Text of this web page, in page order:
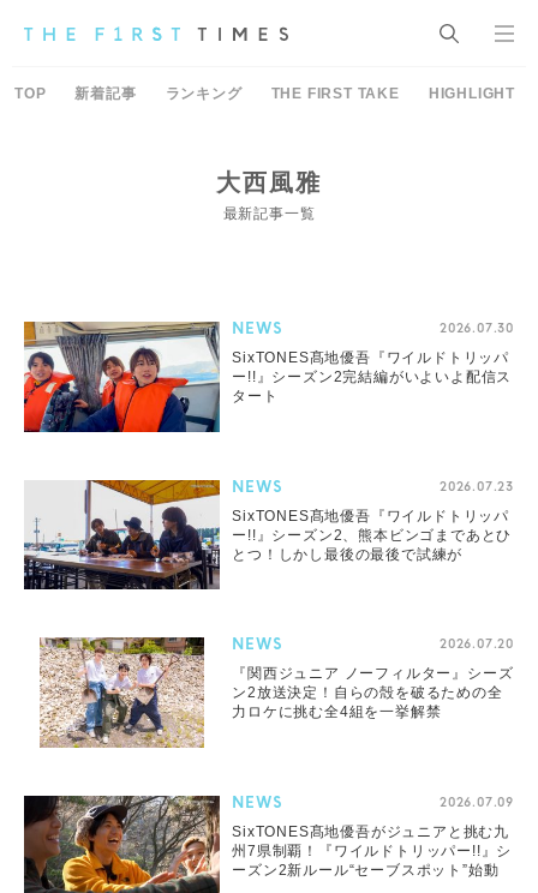
TOP 新着記事 ランキング THE FIRST TAKE HIGHLIGHT
大西風雅
最新記事一覧
NEWS 2026.07.30
SixTONES髙地優吾『ワイルドトリッパ
ー!!』シーズン2完結編がいよいよ配信ス
タート
NEWS 2026.07.23
SixTONES髙地優吾『ワイルドトリッパ
ー!!』シーズン2、熊本ビンゴまであとひ
とつ！しかし最後の最後で試練が
NEWS 2026.07.20
『関西ジュニア ノーフィルター』シーズ
ン2放送決定！自らの殻を破るための全
力ロケに挑む全4組を一挙解禁
NEWS 2026.07.09
SixTONES髙地優吾がジュニアと挑む九
州7県制覇！『ワイルドトリッパー!!』シ
ーズン2新ルール“セーブスポット”始動